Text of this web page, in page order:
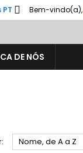
Bem-vindo(a),

DE NÓS
Nome, de A a Z